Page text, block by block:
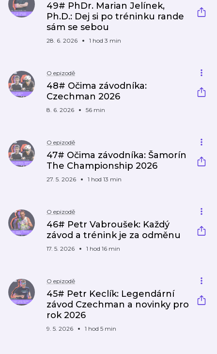
49# PhDr. Marian Jelínek,
Ph.D.: Dej si po tréninku rande
sám se sebou
28. 6. 2026 1 hod 3 min
O epizodě
48# Očima závodníka:
Czechman 2026
8. 6. 2026 56 min
O epizodě
47# Očima závodníka: Šamorín
The Championship 2026
27. 5. 2026 1 hod 13 min
O epizodě
46# Petr Vabroušek: Každý
závod a trénink je za odměnu
17. 5. 2026 1 hod 16 min
O epizodě
45# Petr Keclík: Legendární
závod Czechman a novinky pro
rok 2026
9. 5. 2026 1 hod 5 min